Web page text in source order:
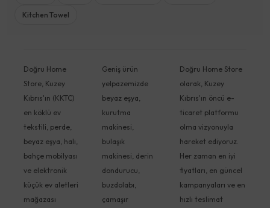
Kitchen Towel
Doğru Home
Store, Kuzey
Kıbrıs'ın (KKTC)
en köklü ev
tekstili, perde,
beyaz eşya, halı,
bahçe mobilyası
ve elektronik
küçük ev aletleri
mağazası
Geniş ürün
yelpazemizde
beyaz eşya,
kurutma
makinesi,
bulaşık
makinesi, derin
dondurucu,
buzdolabı,
çamaşır
Doğru Home Store
olarak, Kuzey
Kıbrıs'ın öncü e-
ticaret platformu
olma vizyonuyla
hareket ediyoruz.
Her zaman en iyi
fiyatları, en güncel
kampanyaları ve en
hızlı teslimat